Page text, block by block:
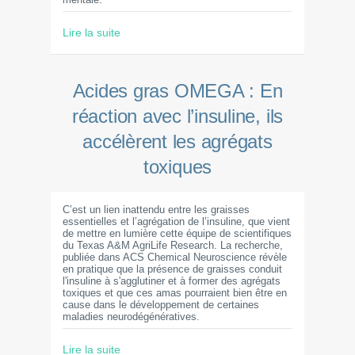
Lire la suite
Acides gras OMEGA : En
réaction avec l’insuline, ils
accélèrent les agrégats
toxiques
C’est un lien inattendu entre les graisses
essentielles et l’agrégation de l’insuline, que vient
de mettre en lumière cette équipe de scientifiques
du Texas A&M AgriLife Research. La recherche,
publiée dans ACS Chemical Neuroscience révèle
en pratique que la présence de graisses conduit
l'insuline à s'agglutiner et à former des agrégats
toxiques et que ces amas pourraient bien être en
cause dans le développement de certaines
maladies neurodégénératives.
Lire la suite